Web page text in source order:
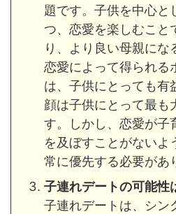
題です。子供を中心と
つ、恋愛を楽しむこと
り、より良い母親にな
恋愛によって得られる
は、子供にとっても有
顔は子供にとって最も
す。しかし、恋愛が子
を及ぼすことがないよ
常に優先する必要があ
子連れデートの可能性
子連れデートは、シン